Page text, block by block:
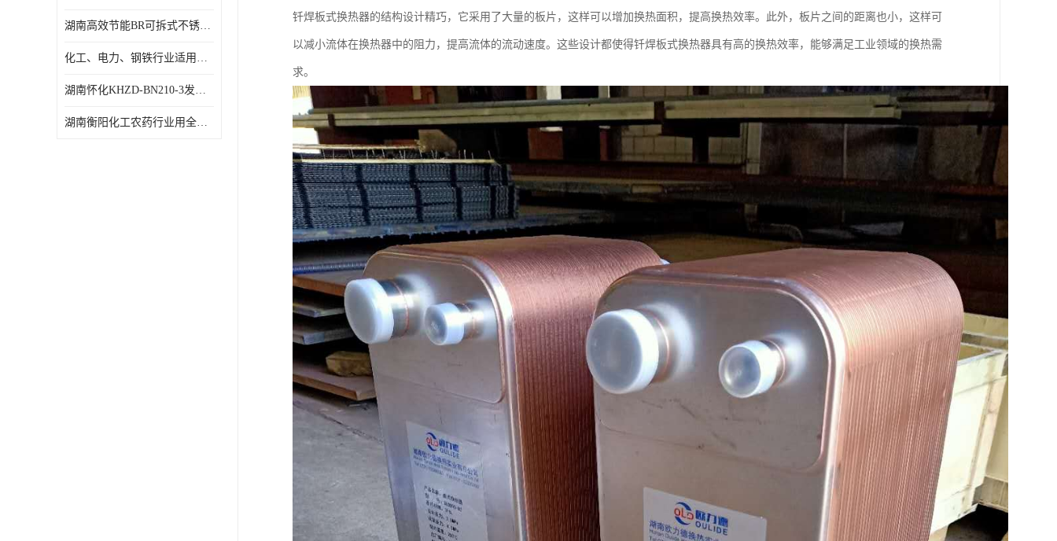
湖南高效节能BR可拆式不锈钢板式换热器厂家定制
化工、电力、钢铁行业适用冷却冷凝蒸发加热不锈钢可拆式板式换热器
湖南怀化KHZD-BN210-3发动机柴油冷却钎焊机板式热交换器
湖南衡阳化工农药行业用全焊接板式冷凝器专业定制
钎焊板式换热器的结构设计精巧，它采用了大量的板片，这样可以增加换热面积，提高换热效率。此外，板片之间的距离也小，这样可
以减小流体在换热器中的阻力，提高流体的流动速度。这些设计都使得钎焊板式换热器具有高的换热效率，能够满足工业领域的换热需
求。